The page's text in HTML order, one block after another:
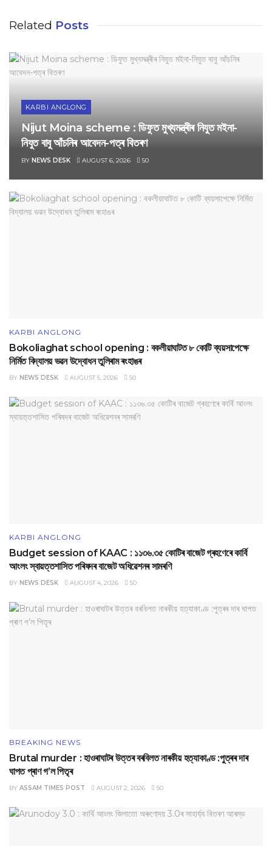
Related Posts
KARBI ANGLONG
Nijut Moina scheme : ডিফুত মুখ্যমন্ত্ৰীৰ নিযুত মইনা-
নিযুত বাবু আঁচনিৰ আবেদন-পত্ৰ বিতৰণ
BY NEWS DESK AUGUST 6, 2026 50
KARBI ANGLONG
Bokoliaghat school opening : বকলীয়াঘাটত ৮ কোটি ব্যয়সাপেক্ষে
নির্মিত বিদ্যালয় ভৱন উদ্বোধন তুলিৰাম ৰংহাঙৰ
BY NEWS DESK AUGUST 5, 2026 50
KARBI ANGLONG
Budget session of KAAC : ১১৩৬.৩৫ কোটিৰ বাজেট গ্ৰহণেৰে কাৰ্বি
আংলং স্বায়‌ত্তশাসিত পৰিষদৰ বাজেট অধিৱেশনৰ সামৰণি
BY NEWS DESK AUGUST 4, 2026 50
BREAKING NEWS
Brutal murder : হাওৰাঘাটৰ উত্তৰ বৰবিলত নাৰকীয় হত্যাকাণ্ড :পুত্ৰৰ দাৰ
ঘাপত প্ৰাণ গ’ল পিতৃৰ
BY ASSAM TIMES POST AUGUST 2, 2026 50